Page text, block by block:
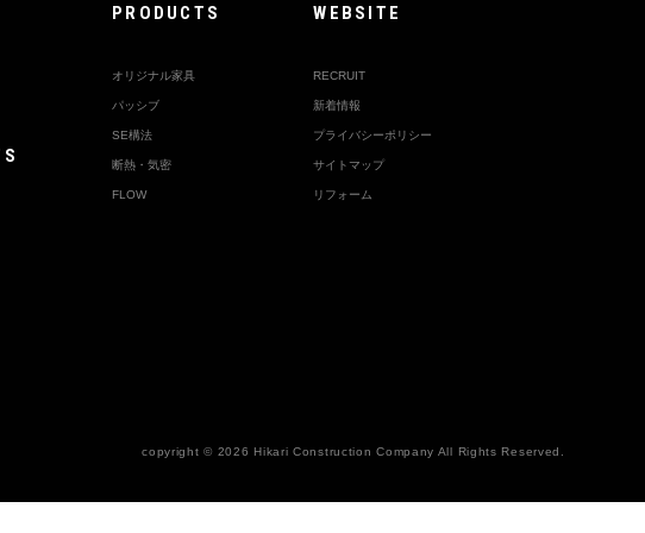
PRODUCTS
オリジナル家具
パッシブ
SE構法
断熱・気密
FLOW
WEBSITE
RECRUIT
新着情報
プライバシーポリシー
サイトマップ
リフォーム
copyright © 2026 Hikari Construction Company All Rights Reserved.